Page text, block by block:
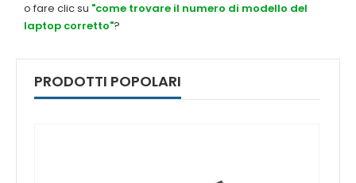
o fare clic su "come trovare il numero di modello del
laptop corretto"?
PRODOTTI POPOLARI